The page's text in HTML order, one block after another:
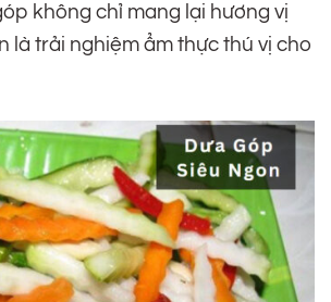
không chỉ mang lại hương vị
là trải nghiệm ẩm thực thú vị cho